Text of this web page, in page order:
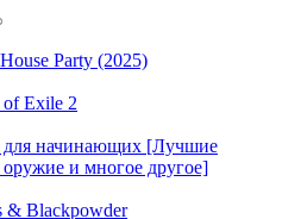
Party (2025)
Exile 2
для начинающих [Лучшие
и многое другое]
& Blackpowder